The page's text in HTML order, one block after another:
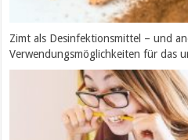
Zimt als Desinfektionsmittel – und
Verwendungsmöglichkeiten für das